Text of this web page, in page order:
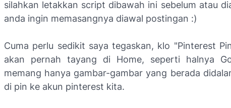
silahkan letakkan script dibawah ini sebelum atau
anda ingin memasangnya diawal postingan :)
Cuma perlu sedikit saya tegaskan, klo "Pinterest
akan pernah tayang di Home, seperti halnya
memang hanya gambar-gambar yang berada
di pin ke akun pinterest kita.